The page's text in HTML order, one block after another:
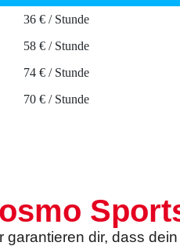
36 € / Stunde
58 € / Stunde
74 € / Stunde
70 € / Stunde
dir, dass